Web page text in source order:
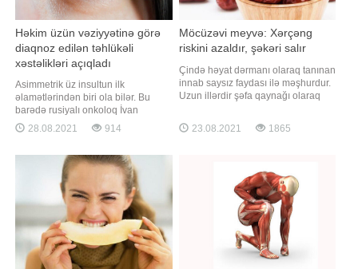
Həkim üzün vəziyyətinə görə
diaqnoz edilən təhlükəli
xəstəlikləri açıqladı
Asimmetrik üz insultun ilk
əlamətlərindən biri ola bilər. Bu
barədə rusiyalı onkoloq İvan
Karasev danışıb. Onun sözlərinə
görə, əksər xəstəliklər insanın
"Üzdəki quru və çatlamış dəri
bədənin susuz qalmasının bir
əlamətidir. Bu simptom həm də tər
vəzilərinin işi il
28.08.2021 914
Möcüzəvi meyvə: Xərçəng
riskini azaldır, şəkəri salır
Çində həyat dərmanı olaraq tanınan
innab saysız faydası ilə məşhurdur.
Uzun illərdir şəfa qaynağı olaraq
öyrənilib. -a istinadən xəbər verir ki,
innab yemək sizi bir çox
sağlamlığı üçün xeyirlidir. Bağırsa
23.08.2021 1865